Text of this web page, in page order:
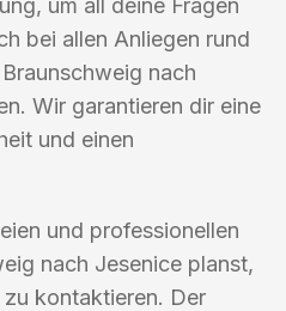
um all deine Fragen
bei allen Anliegen rund
nach
Wir garantieren dir eine
und einen
und professionellen
nach Jesenice planst,
kontaktieren. Der